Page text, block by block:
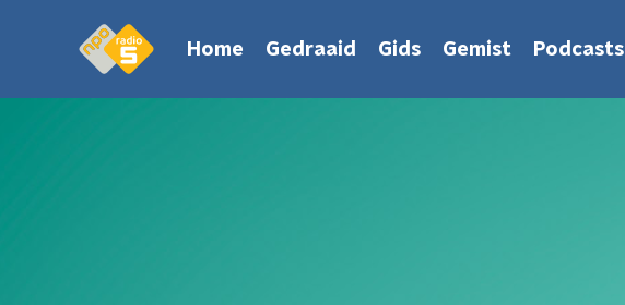
Home Gedraaid Gids Gemist Podcasts